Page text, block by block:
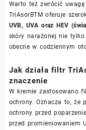
Warto też zwrócić
TriAsorBTM oferuje
UVB, UVA oraz HEV
skóry narażonej nie
obecne w codziennym
Jak działa filtr
znaczenie
W kremie zastosowano
ochrony. Oznacza to, że
ochrony przed
przed promieniowaniem